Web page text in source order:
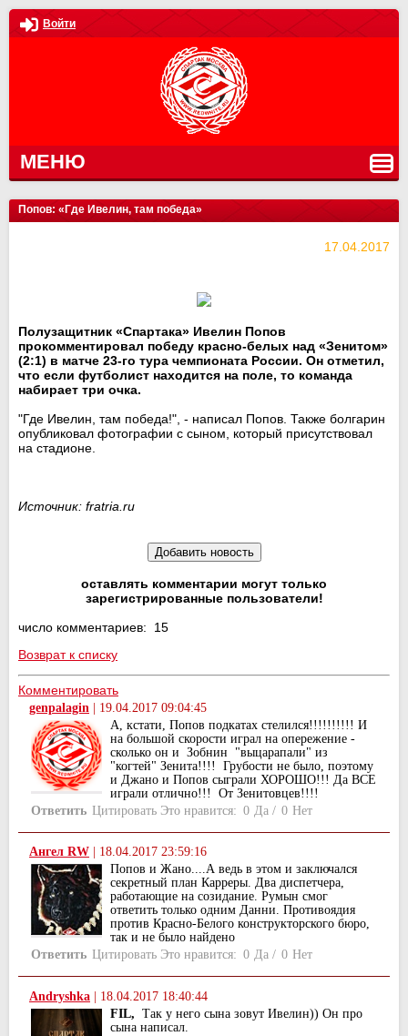
Войти
МЕНЮ
Попов: «Где Ивелин, там победа»
17.04.2017
Полузащитник «Спартака» Ивелин Попов
прокомментировал победу красно-белых над «Зенитом»
(2:1) в матче 23-го тура чемпионата России. Он отметил,
что если футболист находится на поле, то команда
набирает три очка.
"Где Ивелин, там победа!", - написал Попов. Также болгарин
опубликовал фотографии с сыном, который присутствовал
на стадионе.
Источник: fratria.ru
оставлять комментарии могут только
зарегистрированные пользователи!
число комментариев: 15
Возврат к списку
Комментировать
genpalagin | 19.04.2017 09:04:45
А, кстати, Попов подкатах стелился!!!!!!!!!! И
на большой скорости играл на опережение -
сколько он и Зобнин "выцарапали" из
"когтей" Зенита!!!! Грубости не было, поэтому
и Джано и Попов сыграли ХОРОШО!!! Да ВСЕ
играли отлично!!! От Зенитовцев!!!!
Ответить Цитировать Это нравится: 0 Да / 0 Нет
Ангел RW
18.04.2017 23:59:16
Попов и Жано....А ведь в этом и заключался
секретный план Карреры. Два диспетчера,
работающие на созидание. Румын смог
ответить только одним Данни. Противоядия
против Красно-Белого конструкторского бюро,
так и не было найдено
Ответить Цитировать Это нравится: 0 Да / 0 Нет
Andryshka
18.04.2017 18:40:44
FIL, Так у него сына зовут Ивелин)) Он про
сына написал.